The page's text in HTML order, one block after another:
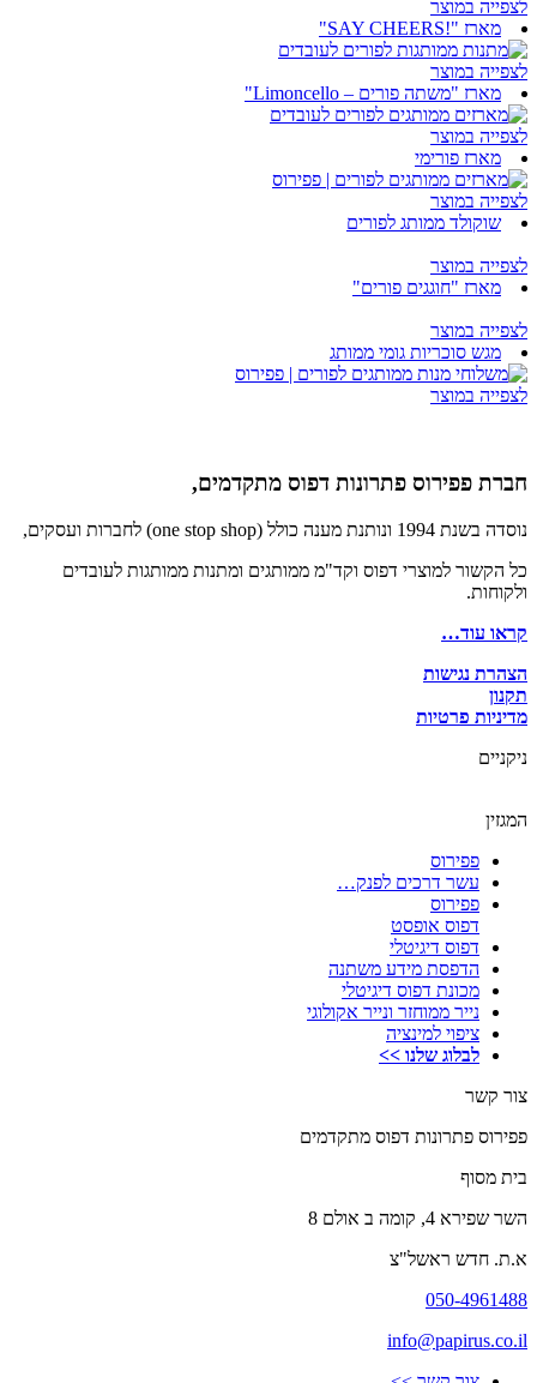
לצפייה במוצר
מארז "!SAY CHEERS"
לצפייה במוצר
מארז "משתה פורים – Limoncello"
לצפייה במוצר
מארז פורימי
לצפייה במוצר
שוקולד ממותג לפורים
לצפייה במוצר
מארז "חוגגים פורים"
לצפייה במוצר
מגש סוכריות גומי ממותג
לצפייה במוצר
חברת פפירוס פתרונות דפוס מתקדמים,
נוסדה בשנת 1994 ונותנת מענה כולל (one stop shop) לחברות ועסקים,
כל הקשור למוצרי דפוס וקד"מ ממותגים ומתנות ממותגות לעובדים
ולקוחות.
קראו עוד…
הצהרת נגישות
תקנון
מדיניות פרטיות
ניקניים
המגזין
פפירוס
עשר דרכים לפנק…
פפירוס
דפוס אופסט
דפוס דיגיטלי
הדפסת מידע משתנה
מכונת דפוס דיגיטלי
נייר ממוחזר ונייר אקולוגי
ציפוי למינציה
לבלוג שלנו >>
צור קשר
פפירוס פתרונות דפוס מתקדמים
בית מסוף
השר שפירא 4, קומה ב אולם 8
א.ת. חדש ראשל"צ
050-4961488
info@papirus.co.il